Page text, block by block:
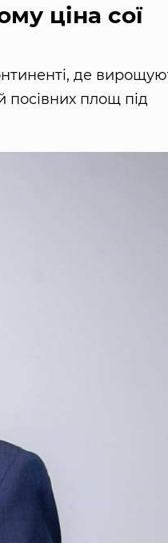
ціна сої
де
посівних площ під